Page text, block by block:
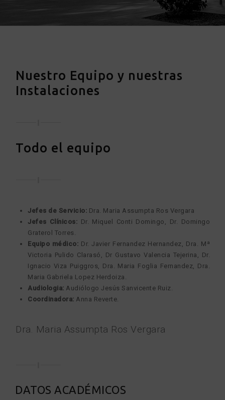
Nuestro Equipo y nuestras
Instalaciones
Todo el equipo
Jefes de Servicio: Dra. Maria Assumpta Ros Vergara
Jefes Clínicos: Dr. Miquel Conti Domingo, Dr. Domingo
Graterol Torres.
Equipo médico: Dr. Javier Fernandez Hernandez, Dra. Mª
Victoria Pulido Clarasó, Dr Gustavo Valencia Tejerina, Dr.
Ignacio Viza Puiggros, Dra. Maria Foglia Fernandez, Dra.
Maria Gabriela Lopez Herdoiza.
Audiologia: Audiólogo Jesús Sanvicente Ruiz.
Coordinadora: Anna Reverte.
Dra. Maria Assumpta Ros Vergara
DATOS ACADÉMICOS